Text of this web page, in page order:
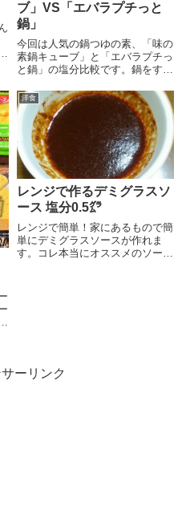
ブ」VS「エバラプチっと
鍋」
今回は人気の鍋つゆの素、「味の
素鍋キューブ」と「エバラプチっ
と鍋」の塩分比較です。鍋をする
洋食
レンジで作るデミグラスソ
ース 塩分0.5㌘
レンジで簡単！家にあるもので簡
単にデミグラスソースが作れま
す。コレ本当にオススメのソース
ーリンク